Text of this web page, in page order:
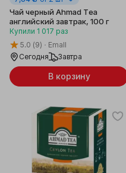
Чай черный Ahmad Tea
английский завтрак, 100 г
Купили 1 017 раз
5.0 (9)
Emall
Сегодня
Завтра
В корзину